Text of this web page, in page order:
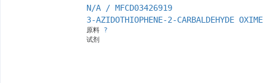
N/A / MFCD03426919
3-AZIDOTHIOPHENE-2-CARBALDEHYDE OXIME
原料 ?
试剂